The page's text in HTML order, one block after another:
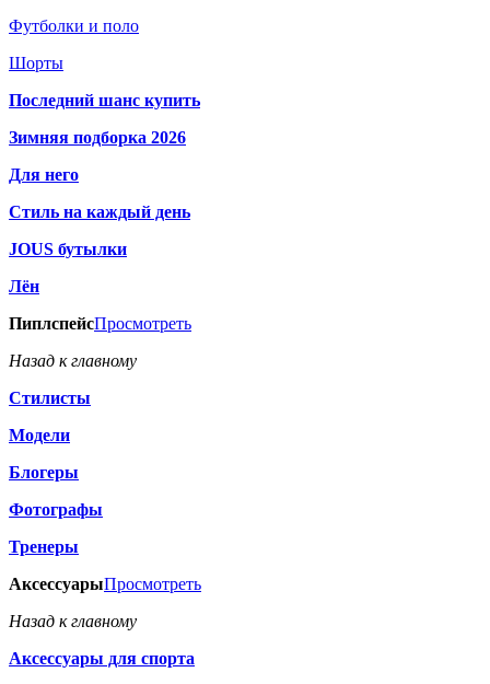
Футболки и поло
Шорты
Последний шанс купить
Зимняя подборка 2026
Для него
Стиль на каждый день
JOUS бутылки
Лён
ПиплспейсПросмотреть
Назад к главному
Стилисты
Модели
Блогеры
Фотографы
Тренеры
АксессуарыПросмотреть
Назад к главному
Аксессуары для спорта